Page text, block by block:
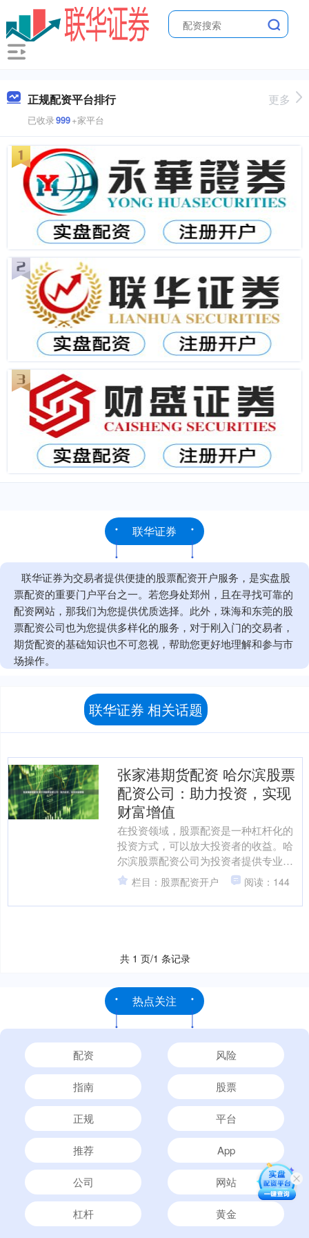
正规配资平台排行
已收录999+家平台
更多
联华证券
联华证券为交易者提供便捷的股票配资开户服务，是实盘股
票配资的重要门户平台之一。若您身处郑州，且在寻找可靠的
配资网站，那我们为您提供优质选择。此外，珠海和东莞的股
票配资公司也为您提供多样化的服务，对于刚入门的交易者，
期货配资的基础知识也不可忽视，帮助您更好地理解和参与市
场操作。
联华证券 相关话题
张家港期货配资 哈尔滨股票
配资公司：助力投资，实现
财富增值
在投资领域，股票配资是一种杠杆化的
投资方式，可以放大投资者的收益。哈
尔滨股票配资公司为投资者提供专业的
配资服务，助力他们实现财富增值。 期
货配资可以放大投资者的....
栏目：股票配资开户 阅读：144
共 1 页/1 条记录
热点关注
配资 风险
指南 股票
正规 平台
推荐 App
公司 网站
杠杆 黄金